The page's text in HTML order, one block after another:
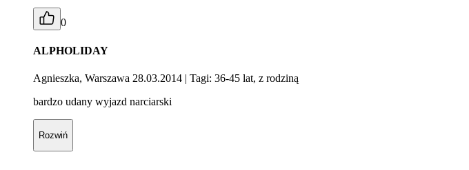
0
ALPHOLIDAY
Agnieszka, Warszawa 28.03.2014 | Tagi: 36-45 lat, z rodziną
bardzo udany wyjazd narciarski
Rozwiń